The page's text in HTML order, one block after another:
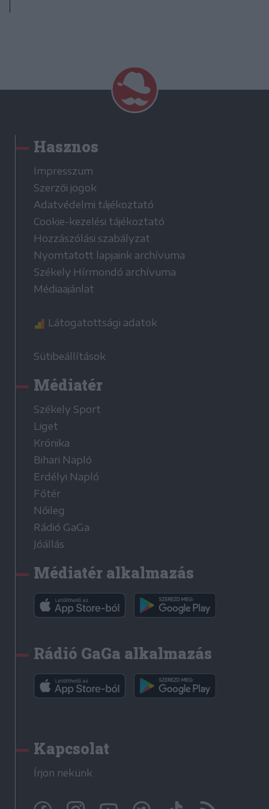
Hasznos
Impresszum
Szerzői jogok
Adatvédelmi tájékoztató
Cookie-kezelési tájékoztató
Hozzászólási szabályzat
Nyomtatott lapjaink archívuma
Székely Hírmondó archívuma
Médiaajánlat
Látogatottsági adatok
Sütibeállítások
Médiatér
Székely Sport
Liget
Krónika
Bihari Napló
Erdélyi Napló
Főtér
Nőileg
Rádió GaGa
Jóállás
Médiatér alkalmazás
Rádió GaGa alkalmazás
Kapcsolat
Írjon nekünk